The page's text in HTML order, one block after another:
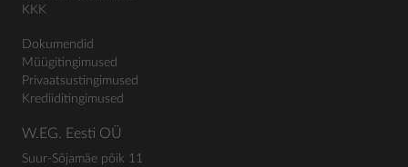
KKK
Dokumendid
Müügitingimused
Privaatsustingimused
Krediiditingimused
W.EG. Eesti OÜ
Suur-Sõjamäe põik 11